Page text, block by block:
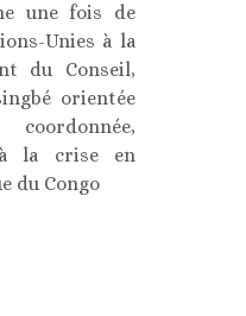
une fois de
Unies à la
du Conseil,
orientée
la crise en
du Congo